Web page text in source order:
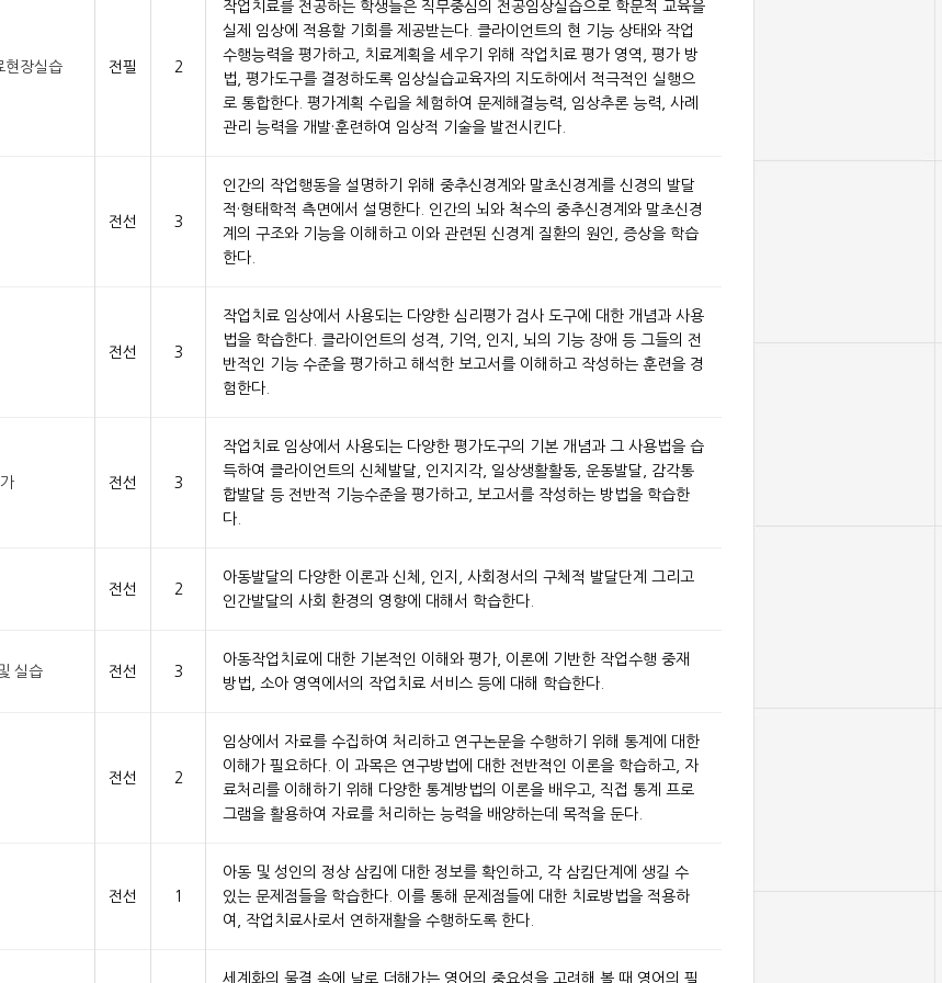
현장실습 전필 2
작업치료를 전공하는 학생들은 직무중심의 전공임상실습으로 학문적 교육을
실제 임상에 적용할 기회를 제공받는다. 클라이언트의 현 기능 상태와 작업
수행능력을 평가하고, 치료계획을 세우기 위해 작업치료 평가 영역, 평가 방
법, 평가도구를 결정하도록 임상실습교육자의 지도하에서 적극적인 실행으
로 통합한다. 평가계획 수립을 체험하여 문제해결능력, 임상추론 능력, 사례
관리 능력을 개발·훈련하여 임상적 기술을 발전시킨다.
전선 3
인간의 작업행동을 설명하기 위해 중추신경계와 말초신경계를 신경의 발달
적·형태학적 측면에서 설명한다. 인간의 뇌와 척수의 중추신경계와 말초신경
계의 구조와 기능을 이해하고 이와 관련된 신경계 질환의 원인, 증상을 학습
한다.
전선 3
작업치료 임상에서 사용되는 다양한 심리평가 검사 도구에 대한 개념과 사용
법을 학습한다. 클라이언트의 성격, 기억, 인지, 뇌의 기능 장애 등 그들의 전
반적인 기능 수준을 평가하고 해석한 보고서를 이해하고 작성하는 훈련을 경
험한다.
전선 3
작업치료 임상에서 사용되는 다양한 평가도구의 기본 개념과 그 사용법을 습
득하여 클라이언트의 신체발달, 인지지각, 일상생활활동, 운동발달, 감각통
합발달 등 전반적 기능수준을 평가하고, 보고서를 작성하는 방법을 학습한
다.
전선 2
아동발달의 다양한 이론과 신체, 인지, 사회정서의 구체적 발달단계 그리고
인간발달의 사회 환경의 영향에 대해서 학습한다.
실습 전선 3
아동작업치료에 대한 기본적인 이해와 평가, 이론에 기반한 작업수행 중재
방법, 소아 영역에서의 작업치료 서비스 등에 대해 학습한다.
전선 2
임상에서 자료를 수집하여 처리하고 연구논문을 수행하기 위해 통계에 대한
이해가 필요하다. 이 과목은 연구방법에 대한 전반적인 이론을 학습하고, 자
료처리를 이해하기 위해 다양한 통계방법의 이론을 배우고, 직접 통계 프로
그램을 활용하여 자료를 처리하는 능력을 배양하는데 목적을 둔다.
전선 1
아동 및 성인의 정상 삼킴에 대한 정보를 확인하고, 각 삼킴단계에 생길 수
있는 문제점들을 학습한다. 이를 통해 문제점들에 대한 치료방법을 적용하
여, 작업치료사로서 연하재활을 수행하도록 한다.
세계화의 물결 속에 날로 더해가는 영어의 중요성을 고려해 볼 때 영어의 필